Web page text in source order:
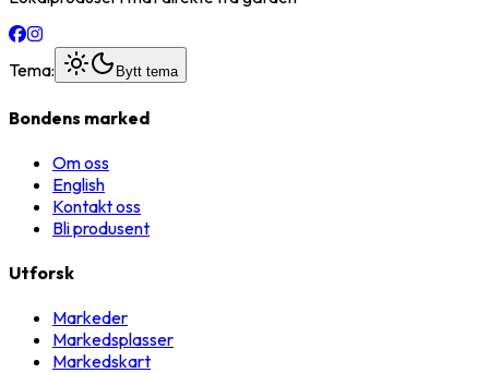
Tema: Bytt tema
Bondens marked
Om oss
English
Kontakt oss
Bli produsent
Utforsk
Markeder
Markedsplasser
Markedskart